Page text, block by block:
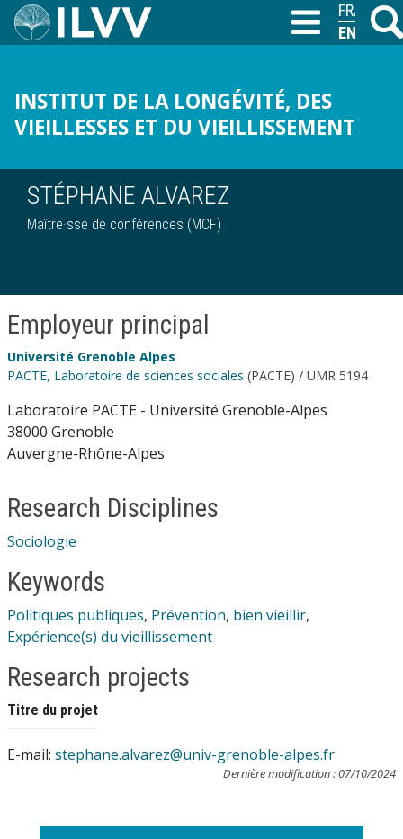
Skip
M
INSTITUT DE LA LONGÉVITÉ, DES
VIEILLESSES ET DU VIEILLISSEMENT
T
STÉPHANE ALVAREZ
Maître·sse de conférences (MCF)
Employeur principal
Université Grenoble Alpes
PACTE, Laboratoire de sciences sociales (PACTE) / UMR 5194
Laboratoire PACTE - Université Grenoble-Alpes
38000 Grenoble
Auvergne-Rhône-Alpes
Research Disciplines
Sociologie
Keywords
Politiques publiques, Prévention, bien vieillir,
Expérience(s) du vieillissement
Research projects
Titre du projet
E-mail: stephane.alvarez@univ-grenoble-alpes.fr
Dernière modification : 07/10/2024
FRANÇAIS
ENGLISH